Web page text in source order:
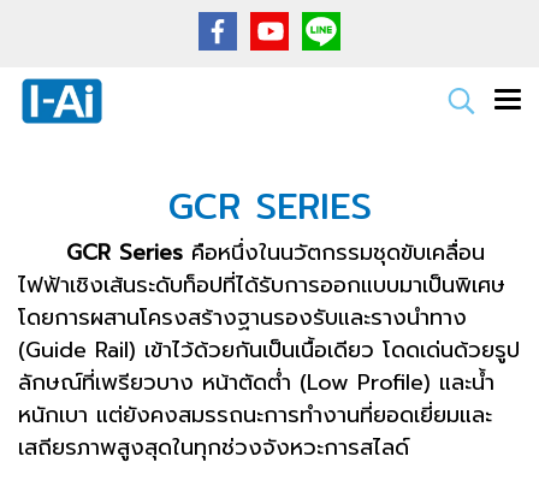
GCR SERIES
GCR Series คือหนึ่งในนวัตกรรมชุดขับเคลื่อน
ไฟฟ้าเชิงเส้นระดับท็อปที่ได้รับการออกแบบมาเป็นพิเศษ
โดยการผสานโครงสร้างฐานรองรับและรางนำทาง
(Guide Rail) เข้าไว้ด้วยกันเป็นเนื้อเดียว โดดเด่นด้วยรูป
ลักษณ์ที่เพรียวบาง หน้าตัดต่ำ (Low Profile) และน้ำ
หนักเบา แต่ยังคงสมรรถนะการทำงานที่ยอดเยี่ยมและ
เสถียรภาพสูงสุดในทุกช่วงจังหวะการสไลด์